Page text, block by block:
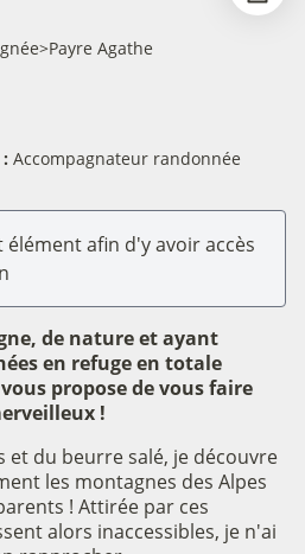
>Payre Agathe
Accompagnateur randonnée
élément afin d'y avoir accès
de nature et ayant
en refuge en totale
propose de vous faire
!
et du beurre salé, je découvre
les montagnes des Alpes
! Attirée par ces
alors inaccessibles, je n'ai